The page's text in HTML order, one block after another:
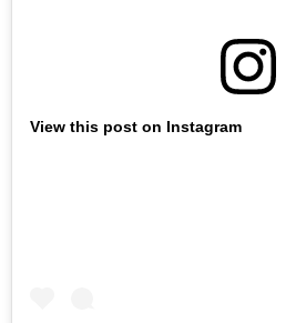
View this post on Instagram